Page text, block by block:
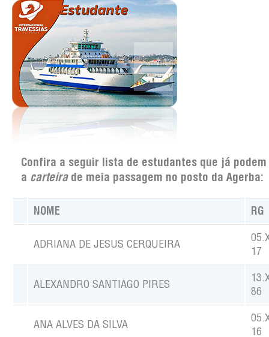
Confira a seguir lista de estudantes que já
a carteirade meia passagem no posto da Agerba:
NOME RG
ADRIANA DE JESUS CERQUEIRA
17
ALEXANDRO SANTIAGO PIRES
86
ANA ALVES DA SILVA
16